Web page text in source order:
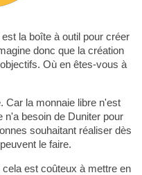
la boîte à outil pour créer
donc que la création
Où en êtes-vous à
Car la monnaie libre n'est
n'a besoin de Duniter pour
souhaitant réaliser dès
le faire.
est coûteux à mettre en